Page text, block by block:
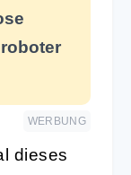
WERBUNG
dieses